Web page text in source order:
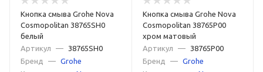
Кнопка смыва Grohe Nova
Cosmopolitan 38765SH0
белый
Артикул
—
38765SH0
Бренд
— Grohe
Кнопка смыва Grohe Nova
Cosmopolitan 38765P00
хром матовый
Артикул
—
38765P00
Бренд
—
Grohe